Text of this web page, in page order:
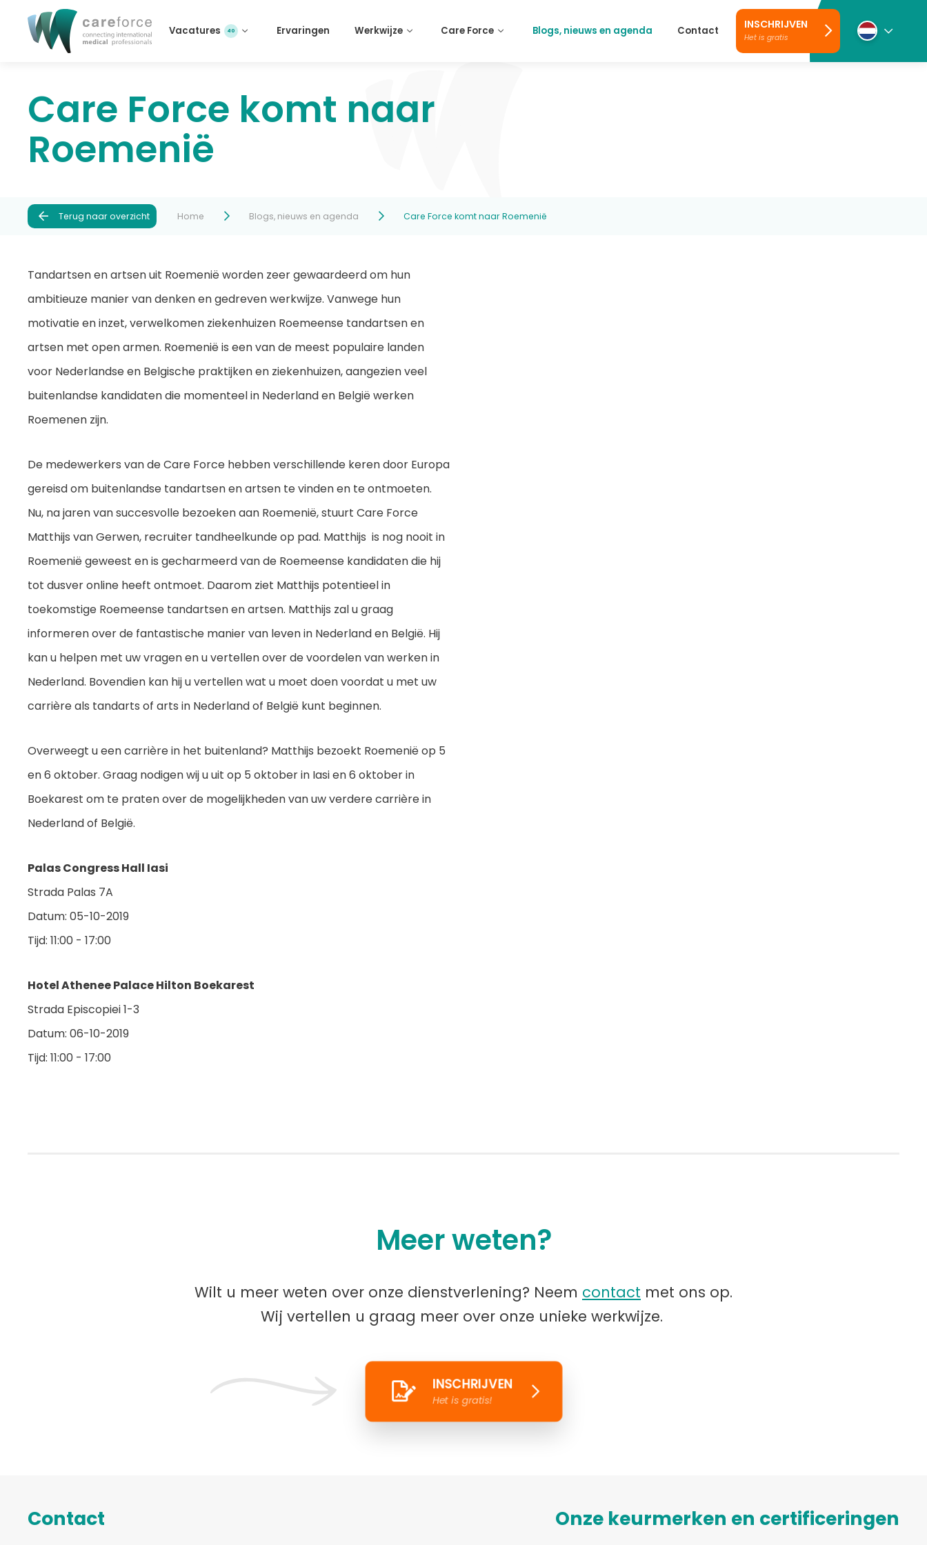
Vacatures 40 Ervaringen Werkwijze Care Force Blogs, nieuws en agenda Contact INSCHRIJVEN
Het is gratis
Care Force komt naar
Roemenië
Terug naar overzicht Home Blogs, nieuws en agenda Care Force komt naar Roemenië
Tandartsen en artsen uit Roemenië worden zeer gewaardeerd om hun
ambitieuze manier van denken en gedreven werkwijze. Vanwege hun
motivatie en inzet, verwelkomen ziekenhuizen Roemeense tandartsen en
artsen met open armen. Roemenië is een van de meest populaire landen
voor Nederlandse en Belgische praktijken en ziekenhuizen, aangezien veel
buitenlandse kandidaten die momenteel in Nederland en België werken
Roemenen zijn.
De medewerkers van de Care Force hebben verschillende keren door Europa
gereisd om buitenlandse tandartsen en artsen te vinden en te ontmoeten.
Nu, na jaren van succesvolle bezoeken aan Roemenië, stuurt Care Force
Matthijs van Gerwen, recruiter tandheelkunde op pad. Matthijs is nog nooit in
Roemenië geweest en is gecharmeerd van de Roemeense kandidaten die hij
tot dusver online heeft ontmoet. Daarom ziet Matthijs potentieel in
toekomstige Roemeense tandartsen en artsen. Matthijs zal u graag
informeren over de fantastische manier van leven in Nederland en België. Hij
kan u helpen met uw vragen en u vertellen over de voordelen van werken in
Nederland. Bovendien kan hij u vertellen wat u moet doen voordat u met uw
carrière als tandarts of arts in Nederland of België kunt beginnen.
Overweegt u een carrière in het buitenland? Matthijs bezoekt Roemenië op 5
en 6 oktober. Graag nodigen wij u uit op 5 oktober in Iasi en 6 oktober in
Boekarest om te praten over de mogelijkheden van uw verdere carrière in
Nederland of België.
Palas Congress Hall Iasi
Strada Palas 7A
Datum: 05-10-2019
Tijd: 11:00 - 17:00
Hotel Athenee Palace Hilton Boekarest
Strada Episcopiei 1-3
Datum: 06-10-2019
Tijd: 11:00 - 17:00
Meer weten?
Wilt u meer weten over onze dienstverlening? Neem contact met ons op.
Wij vertellen u graag meer over onze unieke werkwijze.
INSCHRIJVEN
Het is gratis!
Contact Onze keurmerken en certificeringen